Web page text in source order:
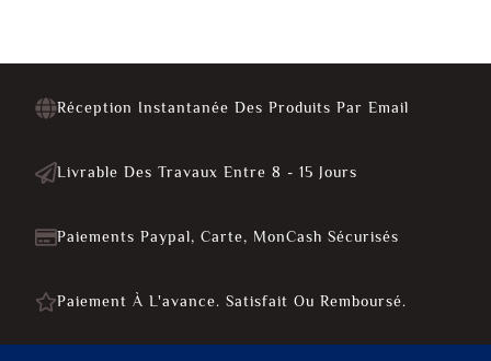
Réception Instantanée Des Produits Par Email
Livrable Des Travaux Entre 8 - 15 Jours
Paiements Paypal, Carte, MonCash Sécurisés
Paiement À L'avance. Satisfait Ou Remboursé.